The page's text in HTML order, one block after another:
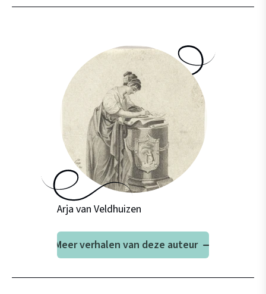
Arja van Veldhuizen
Meer verhalen van deze auteur